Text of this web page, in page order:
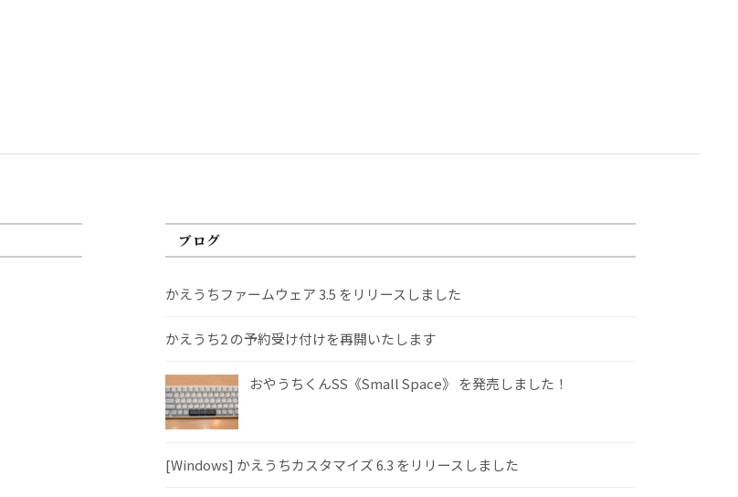
ブログ
かえうちファームウェア 3.5 をリリースしました
かえうち2 の予約受け付けを再開いたします
おやうちくんSS《Small Space》 を発売しました！
[Windows] かえうちカスタマイズ 6.3 をリリースしました